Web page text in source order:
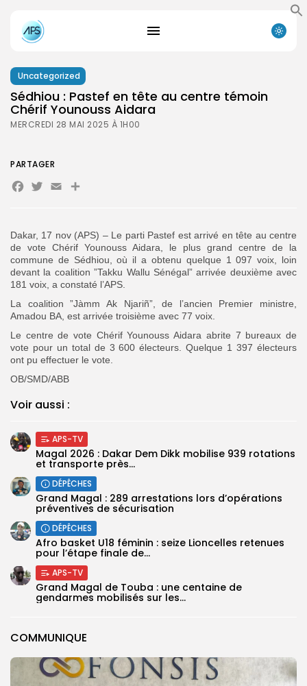
Search
Button
FR
Uncategorized
Sédhiou : Pastef en tête au centre témoin
Chérif Younouss Aidara
MERCREDI 28 MAI 2025 À 1H00
COMMUNIQUE
Dakar, 17 nov (APS) – Le parti Pastef est arrivé en tête au centre
de vote Chérif Younouss Aidara, le plus grand centre de la
commune de Sédhiou, où il a obtenu quelque 1 097 voix, loin
devant la coalition ”Takku Wallu Sénégal” arrivée deuxième avec
181 voix, a constaté l’APS.
La coalition ”Jàmm Ak Njariñ”, de l’ancien Premier ministre,
Amadou BA, est arrivée troisième avec 77 voix.
Le centre de vote Chérif Younouss Aidara abrite 7 bureaux de
vote pour un total de 3 600 électeurs. Quelque 1 397 électeurs
ont pu effectuer le vote.
OB/SMD/ABB
Voir aussi :
APS-TV
Magal 2026 : Dakar Dem Dikk mobilise 939 rotations
et transporte près...
DÉPÊCHES
Grand Magal : 289 arrestations lors d’opérations
préventives de sécurisation
DÉPÊCHES
‎Afro basket U18 féminin : seize Lioncelles retenues
pour l’étape finale de...
APS-TV
Grand Magal de Touba : une centaine de
gendarmes mobilisés sur les...
PARTAGER
Facebook
Twitter
EmailPartager